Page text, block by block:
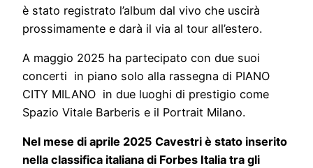
è stato registrato l’album dal vivo che uscirà
prossimamente e darà il via al tour all’estero.
A maggio 2025 ha partecipato con due suoi
concerti in piano solo alla rassegna di PIANO
CITY MILANO in due luoghi di prestigio come
Spazio Vitale Barberis e il Portrait Milano.
Nel mese di aprile 2025 Cavestri è stato inserito
nella classifica italiana di Forbes Italia tra gli